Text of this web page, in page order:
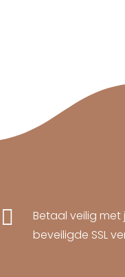

Betaal veilig
beveiligde SSL